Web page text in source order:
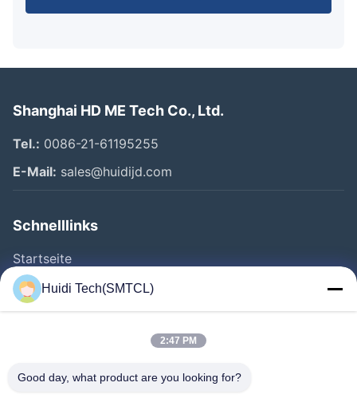
Shanghai HD ME Tech Co., Ltd.
Tel.: 0086-21-61195255
E-Mail: sales@huidijd.com
Schnelllinks
Startseite
Produkte
Videos
Fabrik Tour
Huidi Tech(SMTCL)
2:47 PM
Good day, what product are you looking for?